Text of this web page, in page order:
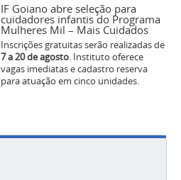
IF Goiano abre seleção para
cuidadores infantis do Programa
Mulheres Mil – Mais Cuidados
Inscrições gratuitas serão realizadas de
7 a 20 de agosto. Instituto oferece
vagas imediatas e cadastro reserva
para atuação em cinco unidades.